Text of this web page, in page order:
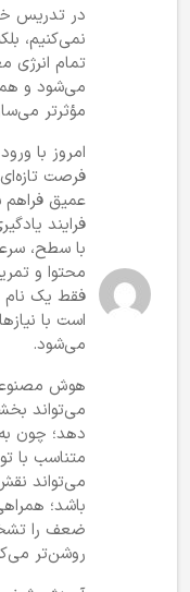
در تدریس
نمی‌کنیم،
تمام
می‌شود و
مؤثرتر
امروز با
فرصت
عمیق
فرایند
با سطح،
محتوا و
فقط یک نام
است با
می‌شود.
هوش
می‌تواند
دهد؛ چون
می‌تواند
باشد؛
ضعف را
روشن‌تر